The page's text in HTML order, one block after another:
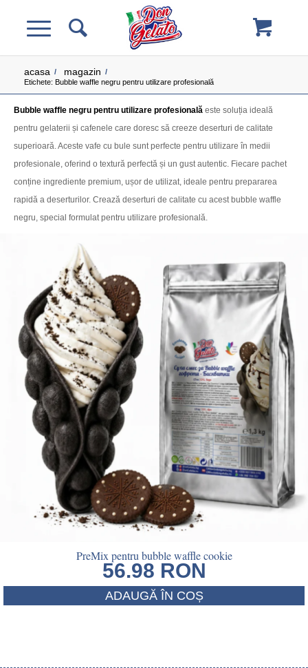
acasa / magazin /
Etichete: Bubble waffle negru pentru utilizare profesională
Bubble waffle negru pentru utilizare profesională este soluția ideală
pentru gelaterii și cafenele care doresc să creeze deserturi de calitate
superioară. Aceste vafe cu bule sunt perfecte pentru utilizare în medii
profesionale, oferind o textură perfectă și un gust autentic. Fiecare pachet
conține ingrediente premium, ușor de utilizat, ideale pentru prepararea
rapidă a deserturilor. Crează deserturi de calitate cu acest bubble waffle
negru, special formulat pentru utilizare profesională.
PreMix pentru bubble waffle cookie
56.98 RON
ADAUGĂ ÎN COȘ